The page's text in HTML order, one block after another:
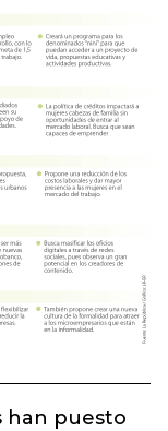
han puesto